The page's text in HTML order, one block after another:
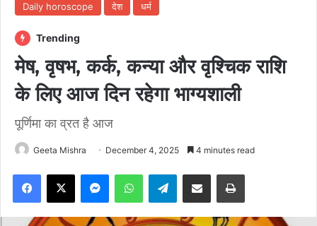
Daily horoscope देश धर्म
Trending
मेष, वृषभ, कर्क, कन्या और वृश्चिक राशि
के लिए आज दिन रहेगा भाग्यशाली
पूर्णिमा का व्रत है आज
Geeta Mishra December 4, 2025 4 minutes read
Facebook
X MessengerWhatsAppTelegramShare via Email Print